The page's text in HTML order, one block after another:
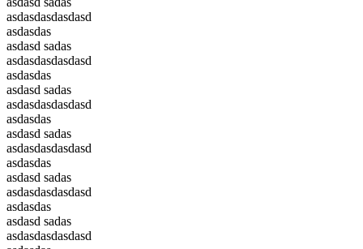
asdasdasdasdasd
asdasdas
asdasd sadas
asdasdasdasdasd
asdasdas
asdasd sadas
asdasdasdasdasd
asdasdas
asdasd sadas
asdasdasdasdasd
asdasdas
asdasd sadas
asdasdasdasdasd
asdasdas
asdasd sadas
asdasdasdasdasd